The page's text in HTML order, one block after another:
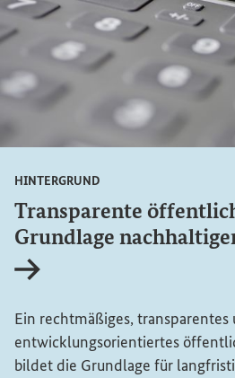
HINTERGRUND
Transparente
Grundlage
Ein rechtmäßiges, transparentes
entwicklungsorientiertes
bildet die Grundlage für